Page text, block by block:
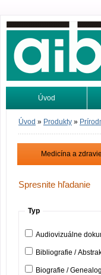
Úvod
Vyhľadávanie
Úvod » Produkty »
Medicína a zdravie
Spresnite hľadanie
Typ
Audiovizuálne
Bibliografie /
Biografie /